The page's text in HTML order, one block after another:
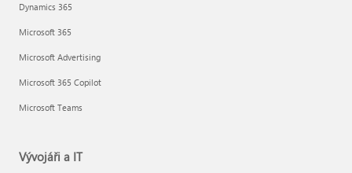
Dynamics 365
Microsoft 365
Microsoft Advertising
Microsoft 365 Copilot
Microsoft Teams
Vývojáři a IT